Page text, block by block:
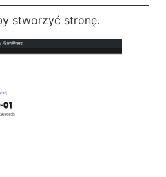
stworzyć stronę.